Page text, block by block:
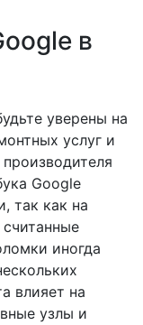
в
уверены на
услуг и
Google
так как на
иногда
влияет на
узлы и